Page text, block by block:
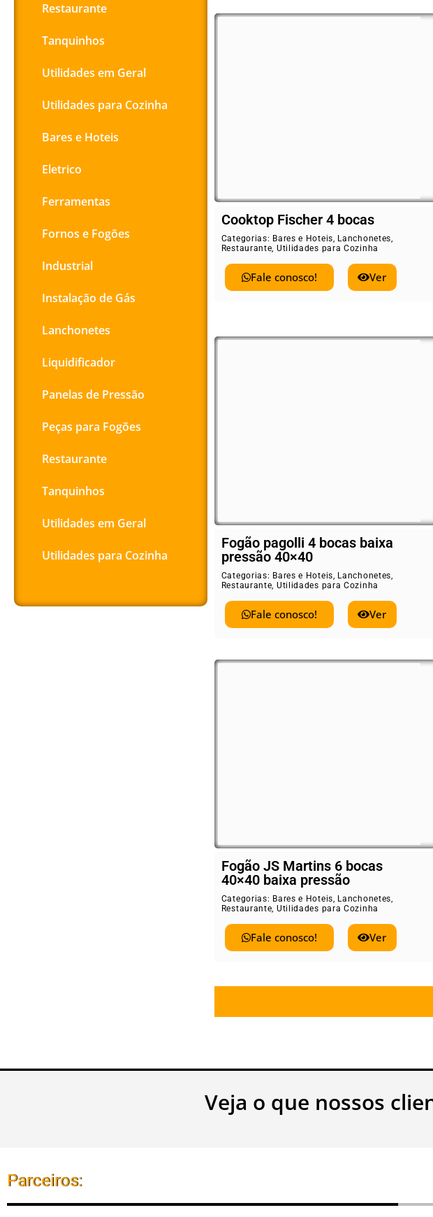
Restaurante
Tanquinhos
Utilidades em Geral
Utilidades para Cozinha
Bares e Hoteis
Eletrico
Ferramentas
Fornos e Fogões
Industrial
Instalação de Gás
Lanchonetes
Liquidificador
Panelas de Pressão
Peças para Fogões
Restaurante
Tanquinhos
Utilidades em Geral
Utilidades para Cozinha
Cooktop Fischer 4 bocas
Categorias: Bares e Hoteis, Lanchonetes,
Restaurante, Utilidades para Cozinha
Fale conosco! Ver
Fogão pagolli 4 bocas baixa
pressão 40×40
Categorias: Bares e Hoteis, Lanchonetes,
Restaurante, Utilidades para Cozinha
Fale conosco! Ver
Fogão JS Martins 6 bocas
40×40 baixa pressão
Categorias: Bares e Hoteis, Lanchonetes,
Restaurante, Utilidades para Cozinha
Fale conosco! Ver
Veja o que nossos
Parceiros: